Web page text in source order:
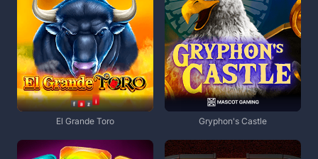
El Grande Toro Gryphon's Castle